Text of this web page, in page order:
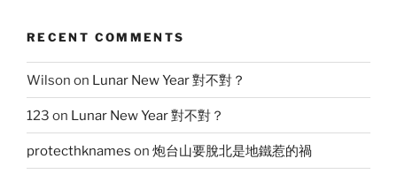
RECENT COMMENTS
Wilson on Lunar New Year 對不對？
123 on Lunar New Year 對不對？
protecthknames on 炮台山要脫北是地鐵惹的禍